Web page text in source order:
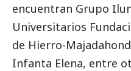
encuentran Grupo
Universitarios
de Hierro-
Infanta Elena, entre